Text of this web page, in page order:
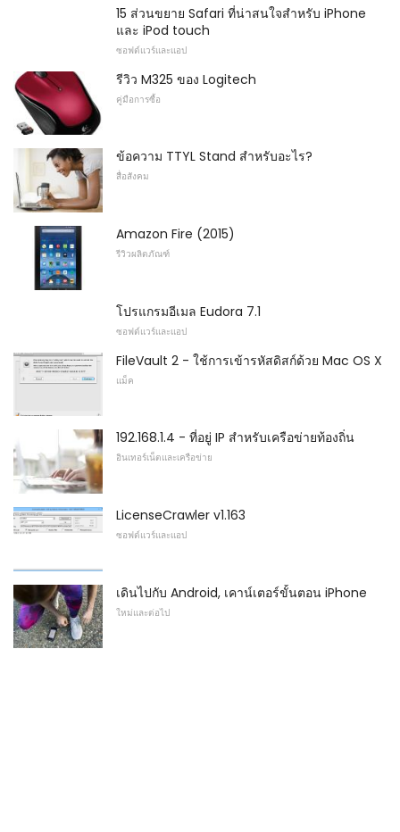
15 ส่วนขยาย Safari ที่น่าสนใจสำหรับ iPhone
และ iPod touch
ซอฟต์แวร์และแอป
รีวิว M325 ของ Logitech
คู่มือการซื้อ
ข้อความ TTYL Stand สำหรับอะไร?
สื่อสังคม
Amazon Fire (2015)
รีวิวผลิตภัณฑ์
โปรแกรมอีเมล Eudora 7.1
ซอฟต์แวร์และแอป
FileVault 2 - ใช้การเข้ารหัสดิสก์ด้วย Mac OS X
แม็ค
192.168.1.4 - ที่อยู่ IP สำหรับเครือข่ายท้องถิ่น
อินเทอร์เน็ตและเครือข่าย
LicenseCrawler v1.163
ซอฟต์แวร์และแอป
เดินไปกับ Android, เคาน์เตอร์ขั้นตอน iPhone
ใหม่และต่อไป